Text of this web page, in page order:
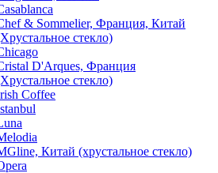
& Sommelier, Франция, Китай
стекло)
D'Arques, Франция
стекло)
Coffee
Китай (хрустальное стекло)